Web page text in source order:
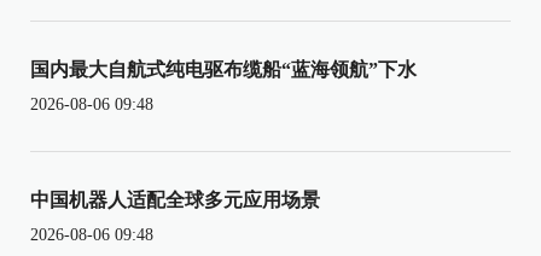
国内最大自航式纯电驱布缆船“蓝海领航”下水
2026-08-06 09:48
中国机器人适配全球多元应用场景
2026-08-06 09:48